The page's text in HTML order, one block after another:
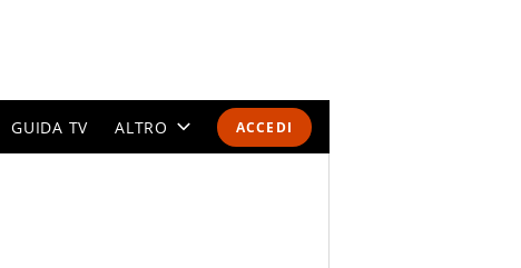
ACCEDI
GUIDA TV ALTRO